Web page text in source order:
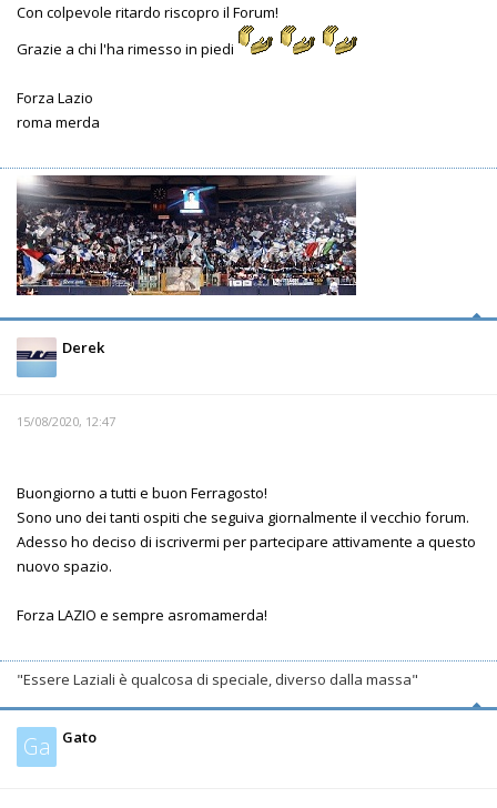
Con colpevole ritardo riscopro il Forum!
Grazie a chi l'ha rimesso in piedi
Forza Lazio
roma merda
Derek
15/08/2020, 12:47
Buongiorno a tutti e buon Ferragosto!
Sono uno dei tanti ospiti che seguiva giornalmente il vecchio forum.
Adesso ho deciso di iscrivermi per partecipare attivamente a questo
nuovo spazio.
Forza LAZIO e sempre asromamerda!
"Essere Laziali è qualcosa di speciale, diverso dalla massa"
Ga Gato